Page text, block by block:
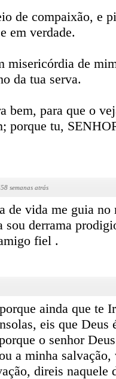
de compaixão, e
em verdade.
misericórdia de
da tua serva.
bem, para que o
porque tu,
semanas atrás
de vida me guia no
derrama
fiel .
ainda que te
eis que Deus
o senhor
a minha
direis naquele